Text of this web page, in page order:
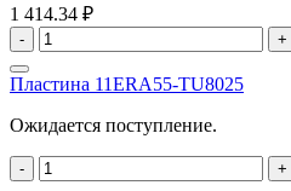
1 414.34 ₽
- +
Пластина 11ERA55-TU8025
Ожидается поступление.
- +